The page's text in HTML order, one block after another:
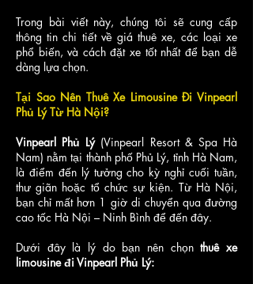
Trong bài viết này, chúng tôi sẽ cung cấp
thông tin chi tiết về giá thuê xe, các loại xe
phổ biến, và cách đặt xe tốt nhất để bạn dễ
dàng lựa chọn.
Tại Sao Nên Thuê Xe Limousine Đi Vinpearl
Phủ Lý Từ Hà Nội?
Vinpearl Phủ Lý (Vinpearl Resort & Spa Hà
Nam) nằm tại thành phố Phủ Lý, tỉnh Hà Nam,
là điểm đến lý tưởng cho kỳ nghỉ cuối tuần,
thư giãn hoặc tổ chức sự kiện. Từ Hà Nội,
bạn chỉ mất hơn 1 giờ di chuyển qua đường
cao tốc Hà Nội – Ninh Bình để đến đây.
Dưới đây là lý do bạn nên chọnthuê xe
limousine đi Vinpearl Phủ Lý: